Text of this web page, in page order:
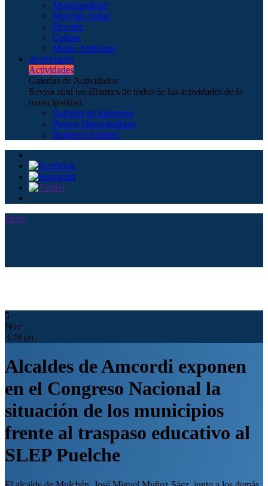
Municipalidad
Mulchén Salud
Deporte
Cultura
Medio Ambiente
Actividades
Actividades
Galerías de Actividades
Revisa aquí los álbumes de todos de las actividades de la
municipalidad
Galerías de Imágenes
Paseos Municipalidad
Imágenes turismo
Menú
5
Nov
3:29 pm
Alcaldes de Amcordi exponen
en el Congreso Nacional la
situación de los municipios
frente al traspaso educativo al
SLEP Puelche